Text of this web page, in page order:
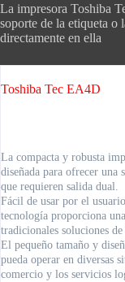
La impresora Toshiba
soporte de la etiqueta o
directamente en ella
Toshiba Tec EA4D
La compacta y robusta
diseñada para ofrecer una
que requieren salida dual.
Fácil de usar por el
tecnología proporciona
tradicionales soluciones
El pequeño tamaño y
pueda operar en diversas
comercio y los servicios